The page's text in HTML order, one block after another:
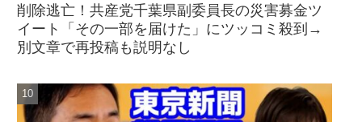
削除逃亡！共産党千葉県副委員長の災害募金ツ
イート「その一部を届けた」にツッコミ殺到→
別文章で再投稿も説明なし